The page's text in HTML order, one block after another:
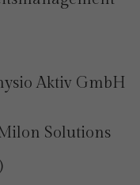
Aktiv GmbH
Solutions